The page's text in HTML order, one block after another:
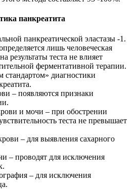
панкреатита
панкреатической эластазы -1.
лишь человеческая
результаты теста не влияет
ферментативной терапии.
стандартом» диагностики
– появляются признаки
и мочи – при обострении
теста не превышает
– для выявления сахарного
– проводят для исключения
– для исключения